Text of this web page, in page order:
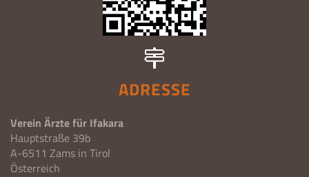
ADRESSE
Verein Ärzte für Ifakara
Hauptstraße 39b
A-6511 Zams in Tirol
Österreich